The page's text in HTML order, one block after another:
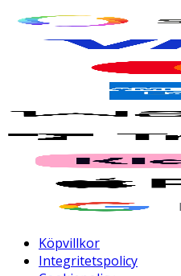
Köpvillkor
Integritetspolicy